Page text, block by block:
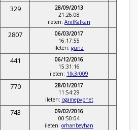
329
28/09/2013
21:26:08
ileten: AnilKalkan
2807
06/03/2017
16:17:55
ileten: gunz
441
06/12/2016
15:31:16
ileten: 1lk3r009
770
28/01/2017
11:54:29
ileten: ogamepvpnet
743
09/02/2016
00:50:04
ileten: orhanbeyhan